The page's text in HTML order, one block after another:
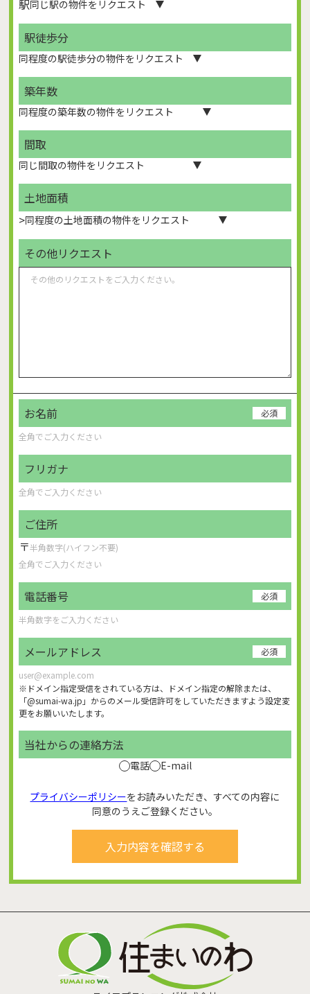
駅
駅徒歩分
築年数
間取
土地面積
>
その他リクエスト
お名前 必須
フリガナ
ご住所
〒
電話番号 必須
メールアドレス 必須
※ドメイン指定受信をされている方は、ドメイン指定の解除または、
「@sumai-wa.jp」からのメール受信許可をしていただきますよう設定変
更をお願いいたします。
当社からの連絡方法
電話 E-mail
プライバシーポリシーをお読みいただき、すべての内容に
同意のうえご登録ください。